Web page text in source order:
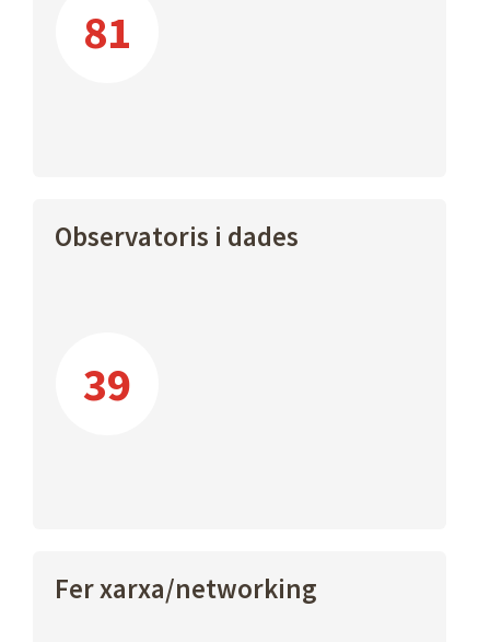
81
Observatoris i dades
39
Fer xarxa/networking